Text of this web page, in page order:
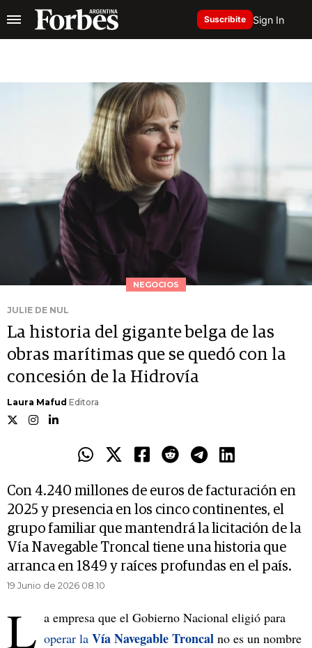
Suscribite Sign In
NEGOCIOS
JULIE DE NUL
La historia del gigante belga de las
obras marítimas que se quedó con la
concesión de la Hidrovía
Laura Mafud Editora
Con 4.240 millones de euros de facturación en
2025 y presencia en los cinco continentes, el
grupo familiar que mantendrá la licitación de la
Vía Navegable Troncal tiene una historia que
arranca en 1849 y raíces profundas en el país.
19 Junio de 2026 08.10
L a empresa que el Gobierno Nacional eligió para
operar la Vía Navegable Troncal no es un nombre